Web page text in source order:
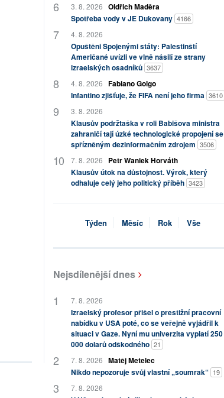
3. 8. 2026 Oldřich Maděra
Spotřeba vody v JE Dukovany 4166
4. 8. 2026
Opuštěni Spojenými státy: Palestinští
Američané uvízli ve vlně násilí ze strany
izraelských osadníků 3637
4. 8. 2026 Fabiano Golgo
Infantino zjišťuje, že FIFA není jeho firma 3610
3. 8. 2026
Klausův podržtaška v roli Babišova ministra
zahraničí tají úzké technologické propojení se
spřízněným dezinformačním zdrojem 3506
7. 8. 2026
Petr Waniek Horváth
Klausův útok na důstojnost. Výrok, který
odhaluje celý jeho politický příběh 3423
Týden Měsíc Rok Vše
Nejsdílenější dnes
7. 8. 2026
Izraelský profesor přišel o prestižní pracovní
nabídku v USA poté, co se veřejně vyjádřil k
situaci v Gaze. Nyní mu univerzita vyplatí 250
000 dolarů odškodného 21
7. 8. 2026 Matěj Metelec
Nikdo nepozoruje svůj vlastní „soumrak“ 19
7. 8. 2026